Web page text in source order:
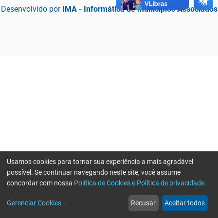
Desenvolvido por IMA - Informática de Municípios Associados
web
Notícias
more_horiz
Mais
Usamos cookies para tornar sua experiência a mais agradável
possível. Se continuar navegando neste site, você assume
concordar com nossa Política de Cookies e Política de privacidade
Gerenciar Cookies... Recusar Aceitar todos
Erro ao enviar informações, por favor tente novamente